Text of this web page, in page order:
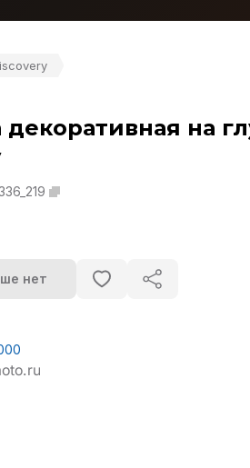
декоративная на
нет